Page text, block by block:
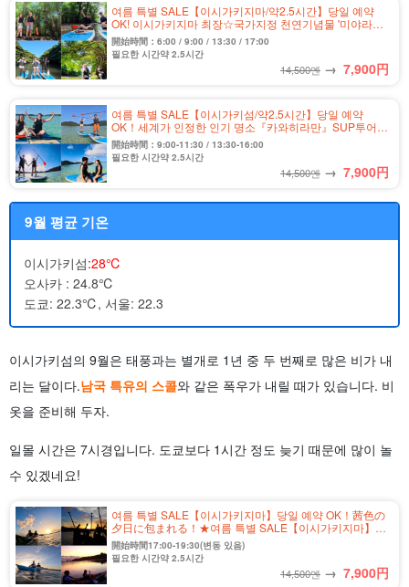
여름 특별 SALE【이시가키지마/약2.5시간】당일 예약
OK! 이시가키지마 최장☆국가지정 천연기념물 '미야라강'
맹그로브 SUP 투어★＜사진 무료&송영 포함＞(No.329)
開始時間：6:00 / 9:00 / 13:30 / 17:00
필요한 시간약 2.5시간
14,500엔 → 7,900円
여름 특별 SALE【이시가키섬/약2.5시간】당일 예약
OK！세계가 인정한 인기 명소『카와히라만』SUP투어★
미슐랭 가이드 3스타 획득♪사진 무료&송영 포함(No.301)
開始時間：9:00-11:30 / 13:30-16:00
필요한 시간약 2.5시간
14,500엔 → 7,900円
9월 평균 기온
이시가키섬:28℃
오사카 : 24.8℃
도쿄: 22.3℃, 서울: 22.3
이시가키섬의 9월은 태풍과는 별개로 1년 중 두 번째로 많은 비가 내
리는 달이다.남국 특유의 스콜와 같은 폭우가 내릴 때가 있습니다. 비
옷을 준비해 두자.
일몰 시간은 7시경입니다. 도쿄보다 1시간 정도 늦기 때문에 많이 놀
수 있겠네요!
여름 특별 SALE【이시가키지마】당일 예약 OK！茜色の
夕日に包まれる！★여름 특별 SALE【이시가키지마】당
일 예약 OK! 황혼의 선셋 카누 투어 (No.333)
開始時間17:00-19:30(변동 있음)
필요한 시간약 2.5시간
14,500엔 → 7,900円